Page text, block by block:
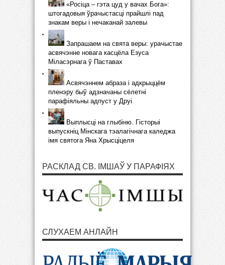
«Росіца – гэта цуд у вачах Бога»:
штогадовыя ўрачыстасці прайшлі пад
знакам веры і нечаканай залевы
Запрашаем на свята веры: урачыстае
асвячэнне новага касцёла Езуса
Міласэрнага ў Паставах
Асвячэннем абраза і адкрыццём
пленэру быў адзначаны сёлетні
парафіяльны адпуст у Друі
Выплысці на глыбіню. Гісторыі
выпускніц Мінскага тэалагічнага каледжа
імя святога Яна Хрысціцеля
РАСКЛАД СВ. ІМШАЎ У ПАРАФІЯХ
СЛУХАЕМ АНЛАЙН